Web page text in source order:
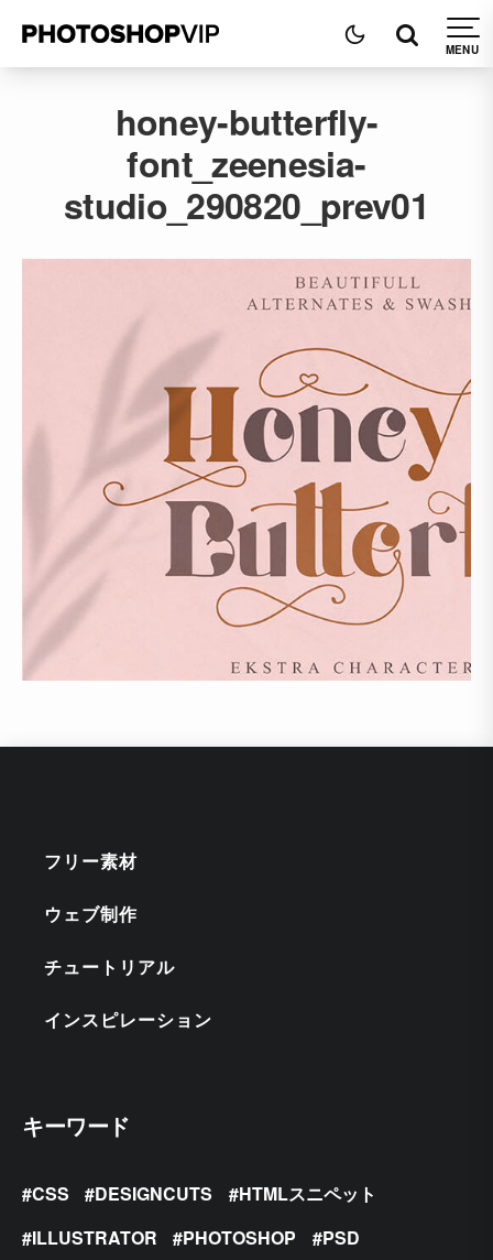
honey-butterfly-
font_zeenesia-
studio_290820_prev01
フリー素材
ウェブ制作
チュートリアル
インスピレーション
キーワード
CSS DESIGNCUTS
HTMLスニペット
ILLUSTRATOR
PHOTOSHOP
PSD